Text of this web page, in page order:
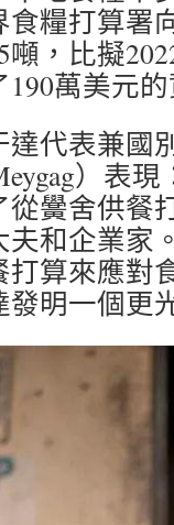
食糧打算署
，比擬
萬美元
代表兼國
）表
黌舍供餐
和企業家
算來應對
明一個更